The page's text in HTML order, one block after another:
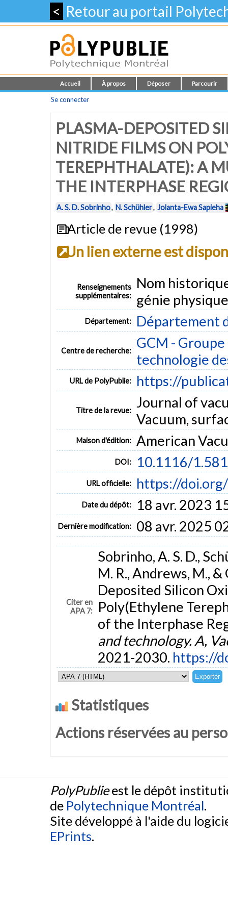
< Retour au portail
Accueil À propos Déposer Parcourir
Se connecter
PLASMA-DEPOSITED
NITRIDE FILMS ON
TEREPHTHALATE): A
THE INTERPHASE
A. S. D. Sobrinho, N. Schühler, Jolanta-Ewa Sapieha
Article de revue (1998)
Un lien externe est
Renseignements
supplémentaires:
Nom
génie
Département: Département
Centre de recherche:
GCM -
technologie
URL de PolyPublie: https://
Titre de la revue: Journal of
Vacuum,
Maison d'édition: American
DOI: 10.1116/
URL officielle: https://
Date du dépôt: 18 avr. 2023
Dernière modification: 08 avr. 2025
Citer en
APA 7:
Sobrinho, A. S. D.,
M. R., Andrews, M.,
Deposited Silicon
Poly(Ethylene
of the Interphase
and technology. A,
2021-2030. https://
Statistiques
Actions réservées au
PolyPublieest le dépôt
de Polytechnique Montréal.
Site développé à l'aide du
EPrints.